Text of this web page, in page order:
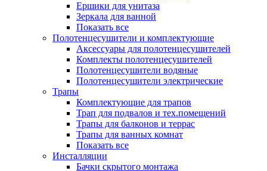
Ершики для унитаза
Зеркала для ванной
Показать все
Полотенцесушители и комплектующие
Аксессуары для полотенцесушителей
Комплекты полотенцесушителей
Полотенцесушители водяные
Полотенцесушители электрические
Трапы
Комплектующие для трапов
Трап для подвалов и тех.помещений
Трапы для балконов и террас
Трапы для ванных комнат
Показать все
Инсталляции
Бачки скрытого монтажа